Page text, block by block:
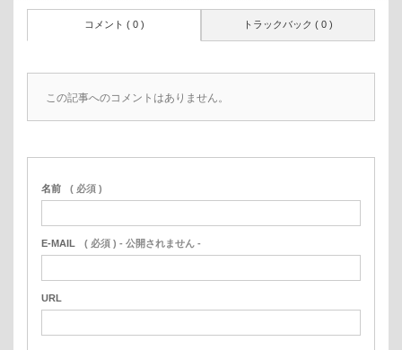
コメント ( 0 ) トラックバック ( 0 )
この記事へのコメントはありません。
名前 ( 必須 )
E-MAIL ( 必須 ) - 公開されません -
URL